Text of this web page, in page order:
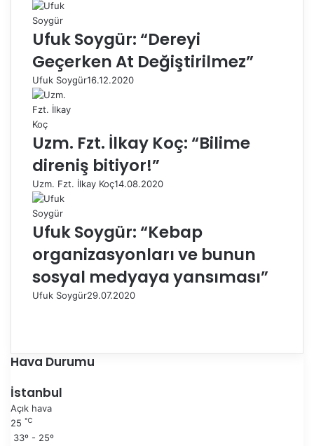
Ufuk Soygür: “Dereyi
Geçerken At Değiştirilmez”
Ufuk Soygür16.12.2020
Uzm. Fzt. İlkay Koç: “Bilime
direniş bitiyor!”
Uzm. Fzt. İlkay Koç14.08.2020
Ufuk Soygür: “Kebap
organizasyonları ve bunun
sosyal medyaya yansıması”
Ufuk Soygür29.07.2020
e
k
s
a
n
k
i
Hava Durumu
İstanbul
Açık hava
25 ℃
33º - 25º